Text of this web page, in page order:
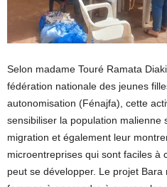
Selon madame Touré Ramata
fédération nationale des jeunes
autonomisation (Fénajfa), cette
sensibiliser la population malienne
migration et également leur
microentreprises qui sont faciles à
peut se développer. Le projet Bara